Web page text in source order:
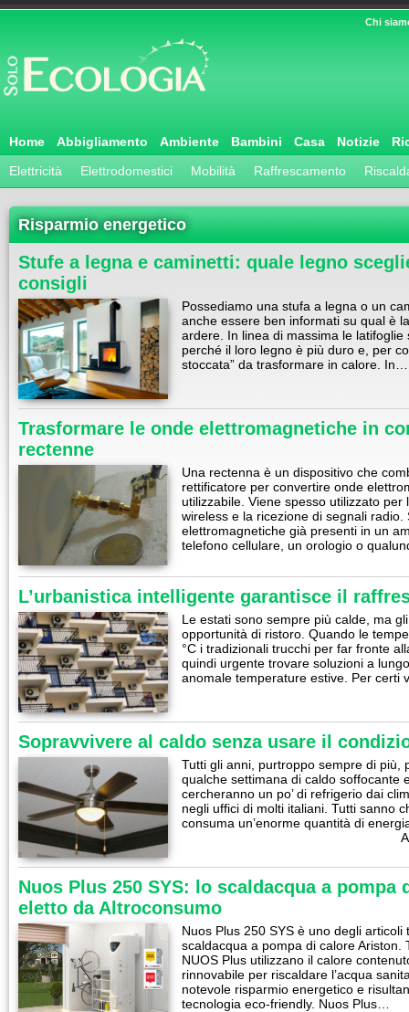
Chi
Home Abbigliamento Ambiente Bambini Casa Notizie
Elettricità
Elettrodomestici Mobilità Raffrescamento
Risparmio energetico
Stufe a legna e caminetti: quale legno
consigli
Possediamo una stufa a legna o un
anche essere ben informati su qual è
ardere. In linea di massima le
perché il loro legno è più duro e, per
stoccata” da trasformare in calore. In…
Trasformare le onde elettromagnetiche in
rectenne
Una rectenna è un dispositivo che
rettificatore per convertire onde
utilizzabile. Viene spesso utilizzato per
wireless e la ricezione di segnali radio.
elettromagnetiche già presenti in un
telefono cellulare, un orologio o
L’urbanistica intelligente garantisce il
Le estati sono sempre più calde, ma
opportunità di ristoro. Quando le
°C i tradizionali trucchi per far fronte
quindi urgente trovare soluzioni a
anomale temperature estive. Per certi
Sopravvivere al caldo senza usare il
Tutti gli anni, purtroppo sempre di più,
qualche settimana di caldo soffocante
cercheranno un po’ di refrigerio dai
negli uffici di molti italiani. Tutti sanno
consuma un’enorme quantità di
Nuos Plus 250 SYS: lo scaldacqua a
eletto da Altroconsumo
Nuos Plus 250 SYS è uno degli
scaldacqua a pompa di calore Ariston.
NUOS Plus utilizzano il calore
rinnovabile per riscaldare l’acqua
notevole risparmio energetico e
tecnologia eco-friendly. Nuos Plus…